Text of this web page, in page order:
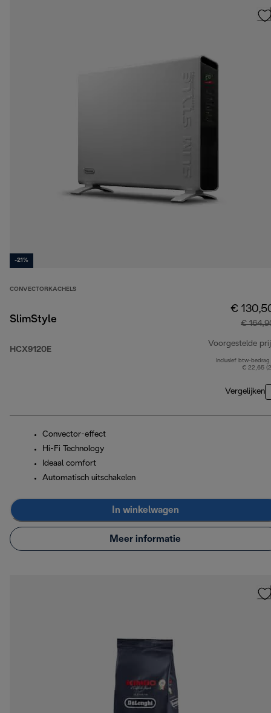
-21%
CONVECTORKACHELS
SlimStyle
HCX9120E
€
€
Voorgestelde
Inclusief btw-bedrag
€ 22,65
Vergelijken
Convector-effect
Hi-Fi Technology
Ideaal comfort
Automatisch uitschakelen
In winkelwagen
Meer informatie